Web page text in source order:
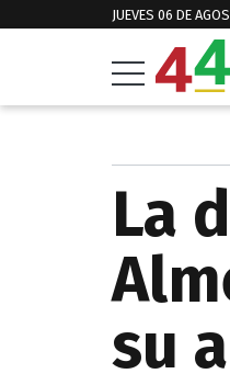
JUEVES 06 DE
La
su